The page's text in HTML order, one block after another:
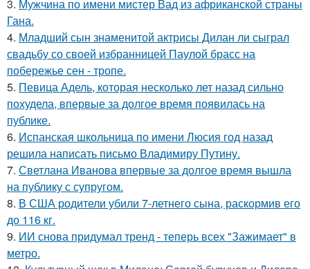
3. Мужчина по имени мистер Вад из африканской страны
Гана.
4. Младший сын знаменитой актрисы Дилан ли сыграл
свадьбу со своей избранницей Паулой брасс на
побережье сен - тропе.
5. Певица Адель, которая несколько лет назад сильно
похудела, впервые за долгое время появилась на
публике.
6. Испанская школьница по имени Люсия год назад
решила написать письмо Владимиру Путину.
7. Светлана Иванова впервые за долгое время вышла
на публику с супругом.
8. В США родители убили 7-летнего сына, раскормив его
до 116 кг.
9. ИИ снова придумал тренд - теперь всех "Зажимает" в
метро.